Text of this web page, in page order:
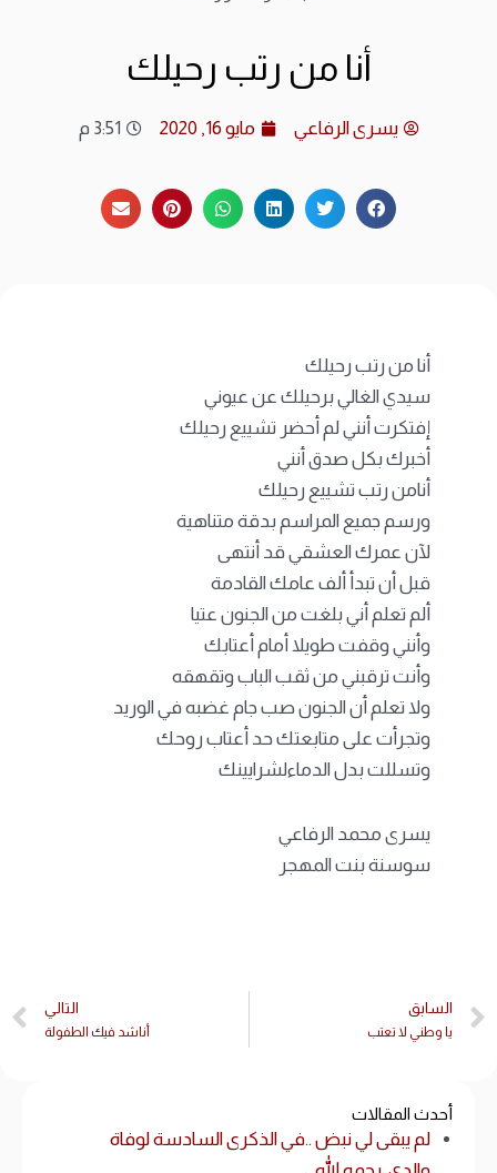
أنا من رتب رحيلك
يسرى الرفاعي مايو 16, 2020 3:51 م
أحدث المقالات
لم يبقى لي نبض ..في الذكرى السادسة لوفاة
أنا من رتب رحيلك
سيدي الغالي برحيلك عن عيوني
إفتكرت أنني لم أحضر تشييع رحيلك
أخبرك بكل صدق أنني
أنامن رتب تشييع رحيلك
ورسم جميع المراسم بدقة متناهية
لآن عمرك العشقي قد أنتهى
قبل أن تبدأ ألف عامك القادمة
ألم تعلم أني بلغت من الجنون عتيا
وأنني وقفت طويلا أمام أعتابك
وأنت ترقبني من ثقب الباب وتقهقه
ولا تعلم أن الجنون صب جام غضبه في الوريد
وتجرأت على متابعتك حد أعتاب روحك
وتسللت بدل الدماءلشرايينك
يسرى محمد الرفاعي
سوسنة بنت المهجر
السابق
يا وطني لا تعتب
التالي
أناشد فيك الطفولة